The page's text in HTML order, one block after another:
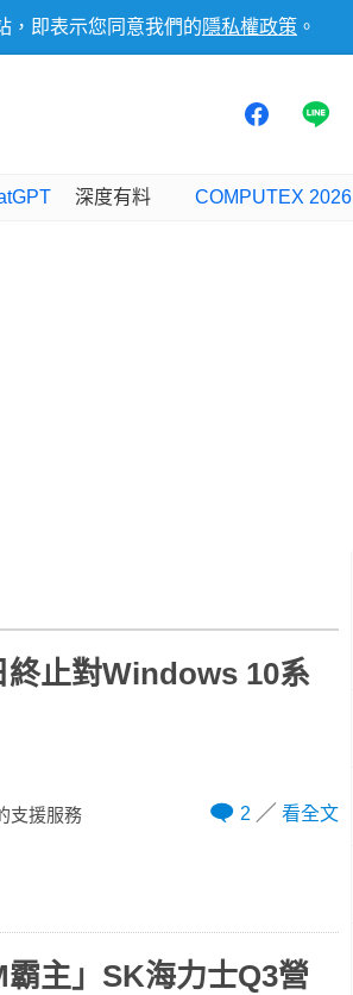
，即表示您同意我們的 隱私權政策 。
深度有料 COMPUTEX 2026
終止對Windows 10系
支援服務 2 看全文
主」SK海力士Q3營